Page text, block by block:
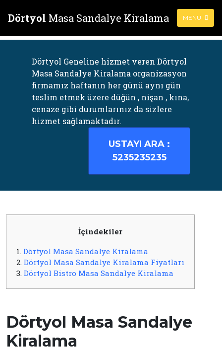
Dörtyol Masa Sandalye Kiralama MENU
Dörtyol Geneline hizmet veren Dörtyol
Masa Sandalye Kiralama organizasyon
firmamız haftanın her günü aynı gün
teslim etmek üzere düğün , nişan , kına,
cenaze gibi durumlarınız da sizlere
hizmet sağlamaktadır.
USTAYI ARA :
5235235235
İçindekiler
1. Dörtyol Masa Sandalye Kiralama
2. Dörtyol Masa Sandalye Kiralama Fiyatları
3. Dörtyol Bistro Masa Sandalye Kiralama
Dörtyol Masa Sandalye
Kiralama